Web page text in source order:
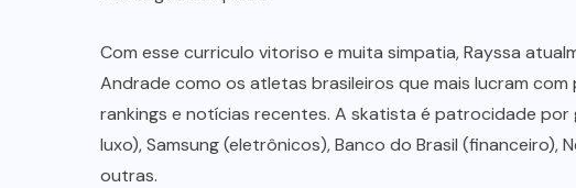
Com esse curriculo vitoriso e muita simpatia, Rayssa
Andrade como os atletas brasileiros que mais lucram
rankings e notícias recentes. A skatista é patrocidade
luxo), Samsung (eletrônicos), Banco do Brasil (financeiro),
outras.